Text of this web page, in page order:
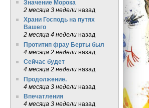
Значение Морока
2 месяца 3 неделиназад
Храни Господь на путях
Вашего
2 месяца 4 неделиназад
Протитип фрау Берты был
4 месяца 2 неделиназад
Сейчас будет
4 месяца 2 неделиназад
Продолжение.
4 месяца 3 неделиназад
Впечатления
4 месяца 3 неделиназад